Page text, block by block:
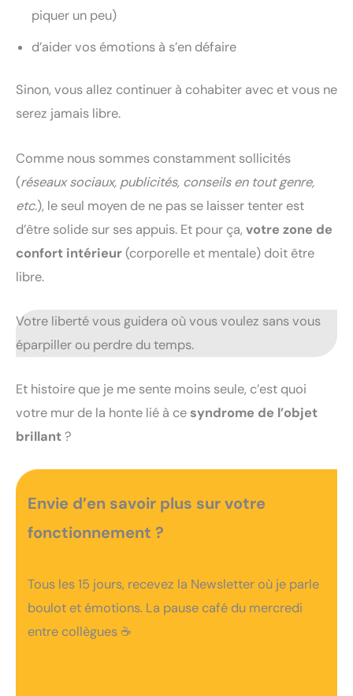
piquer un peu)
d’aider vos émotions à s’en défaire
Sinon, vous allez continuer à cohabiter avec et vous ne
serez jamais libre.
Comme nous sommes constamment sollicités
(réseaux sociaux, publicités, conseils en tout genre,
etc.), le seul moyen de ne pas se laisser tenter est
d’être solide sur ses appuis. Et pour ça,votre zone de
confort intérieur(corporelle et mentale) doit être
libre.
Votre liberté vous guidera où vous voulez sans vous
éparpiller ou perdre du temps.
Et histoire que je me sente moins seule, c’est quoi
votre mur de la honte lié à ce syndrome de l’objet
brillant?
Envie d’en savoir plus sur votre
fonctionnement ?
Tous les 15 jours, recevez la Newsletter où je parle
boulot et émotions. La pause café du mercredi
entre collègues ☕